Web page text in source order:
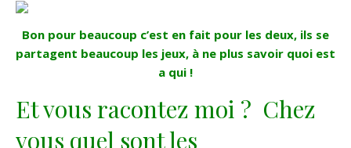
Bon pour beaucoup c’est en fait pour les deux, ils se
partagent beaucoup les jeux, à ne plus savoir quoi est
a qui !
Et vous racontez moi ? Chez
vous quel sont les